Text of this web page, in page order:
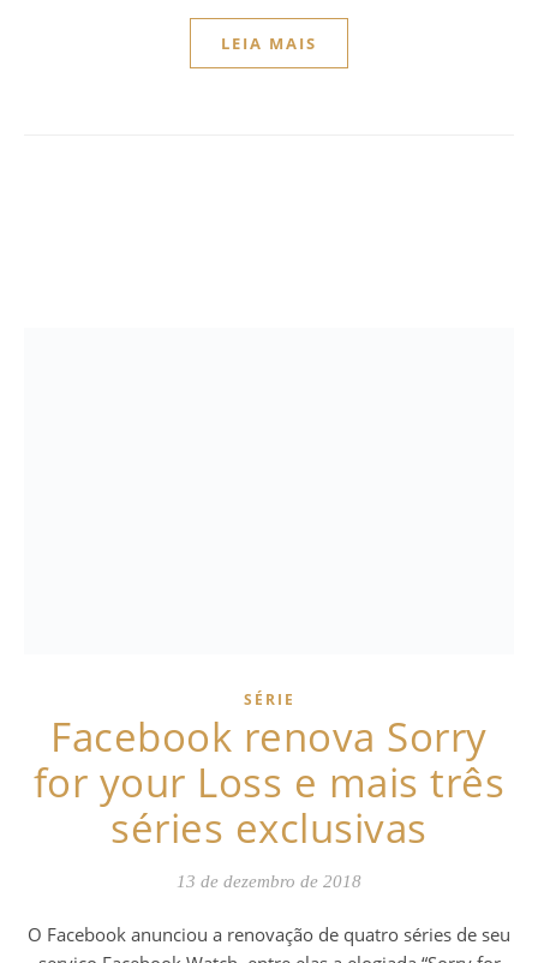
LEIA MAIS
SÉRIE
Facebook renova Sorry
for your Loss e mais três
séries exclusivas
13 de dezembro de 2018
O Facebook anunciou a renovação de quatro séries de seu